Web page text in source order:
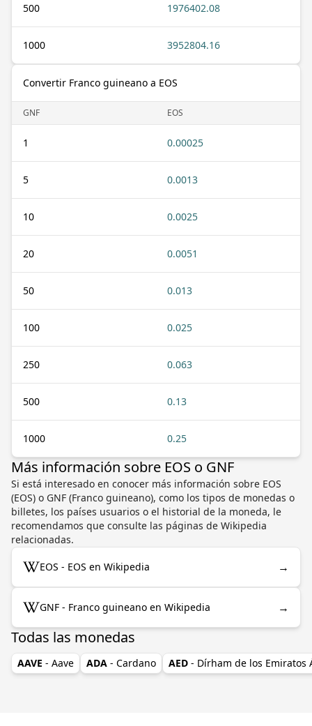
500 1976402.08
1000 3952804.16
Convertir Franco guineano a EOS
GNF EOS
1 0.00025
5 0.0013
10 0.0025
20 0.0051
50 0.013
100 0.025
250 0.063
500 0.13
1000 0.25
Más información sobre EOS o GNF
Si está interesado en conocer más información sobre EOS
(EOS) o GNF (Franco guineano), como los tipos de monedas o
billetes, los países usuarios o el historial de la moneda, le
recomendamos que consulte las páginas de Wikipedia
relacionadas.
EOS - EOS en Wikipedia →
GNF - Franco guineano en Wikipedia →
Todas las monedas
AAVE - Aave ADA - Cardano AED - Dírham de los Emiratos